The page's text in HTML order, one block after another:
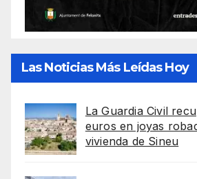
Las Noticias Más Leídas Hoy
La Guardia Civil
euros en joyas
vivienda de Sineu